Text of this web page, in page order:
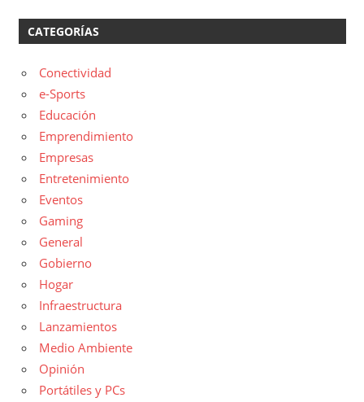
CATEGORÍAS
Conectividad
e-Sports
Educación
Emprendimiento
Empresas
Entretenimiento
Eventos
Gaming
General
Gobierno
Hogar
Infraestructura
Lanzamientos
Medio Ambiente
Opinión
Portátiles y PCs